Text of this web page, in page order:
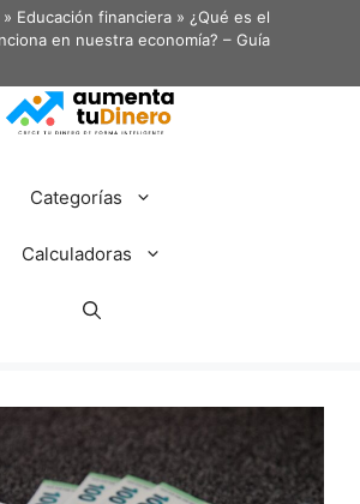
» Educación financiera » ¿Qué es el
en nuestra economía? – Guía
Categorías
Calculadoras